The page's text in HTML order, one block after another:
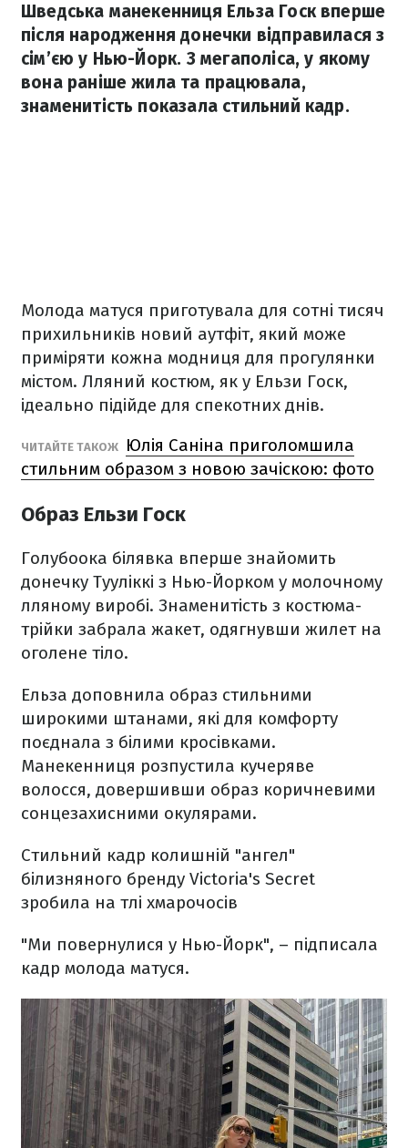
Шведська манекенниця Ельза Госк вперше
після народження донечки відправилася з
сім’єю у Нью-Йорк. З мегаполіса, у якому
вона раніше жила та працювала,
знаменитість показала стильний кадр.
Молода матуся приготувала для сотні тисяч
прихильників новий аутфіт, який може
приміряти кожна модниця для прогулянки
містом. Лляний костюм, як у Ельзи Госк,
ідеально підійде для спекотних днів.
ЧИТАЙТЕ ТАКОЖ
Юлія Саніна приголомшила
стильним образом з новою зачіскою: фото
Образ Ельзи Госк
Голубоока білявка вперше знайомить
донечку Тууліккі з Нью-Йорком у молочному
лляному виробі. Знаменитість з костюма-
трійки забрала жакет, одягнувши жилет на
оголене тіло.
Ельза доповнила образ стильними
широкими штанами, які для комфорту
поєднала з білими кросівками.
Манекенниця розпустила кучеряве
волосся, довершивши образ коричневими
сонцезахисними окулярами.
Стильний кадр колишній "ангел"
білизняного бренду Victoria's Secret
зробила на тлі хмарочосів
"Ми повернулися у Нью-Йорк", – підписала
кадр молода матуся.